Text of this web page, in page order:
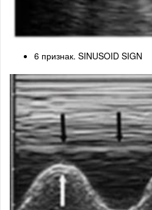
6 признак. SINUSOID SIGN